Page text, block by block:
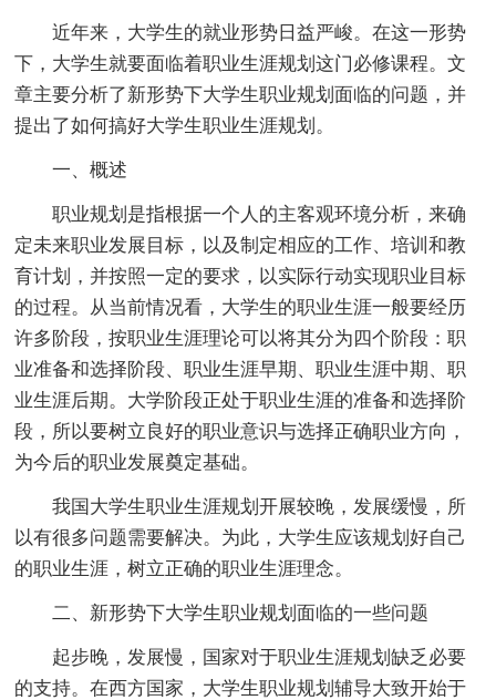
近年来，大学生的就业形势日益严峻。在这一形势
下，大学生就要面临着职业生涯规划这门必修课程。文
章主要分析了新形势下大学生职业规划面临的问题，并
提出了如何搞好大学生职业生涯规划。
一、概述
职业规划是指根据一个人的主客观环境分析，来确
定未来职业发展目标，以及制定相应的工作、培训和教
育计划，并按照一定的要求，以实际行动实现职业目标
的过程。从当前情况看，大学生的职业生涯一般要经历
许多阶段，按职业生涯理论可以将其分为四个阶段：职
业准备和选择阶段、职业生涯早期、职业生涯中期、职
业生涯后期。大学阶段正处于职业生涯的准备和选择阶
段，所以要树立良好的职业意识与选择正确职业方向，
为今后的职业发展奠定基础。
我国大学生职业生涯规划开展较晚，发展缓慢，所
以有很多问题需要解决。为此，大学生应该规划好自己
的职业生涯，树立正确的职业生涯理念。
二、新形势下大学生职业规划面临的一些问题
起步晚，发展慢，国家对于职业生涯规划缺乏必要
的支持。在西方国家，大学生职业规划辅导大致开始于